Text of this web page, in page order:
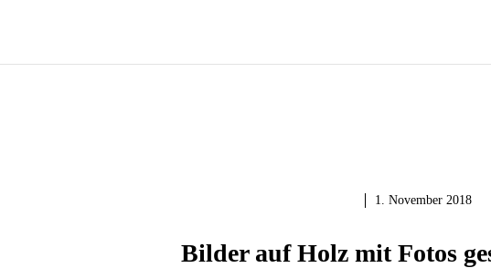
1. November 2018
Bilder auf Holz mit Fotos